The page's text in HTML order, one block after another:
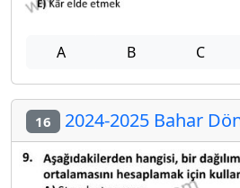
A B C
16 2024-2025 Bahar